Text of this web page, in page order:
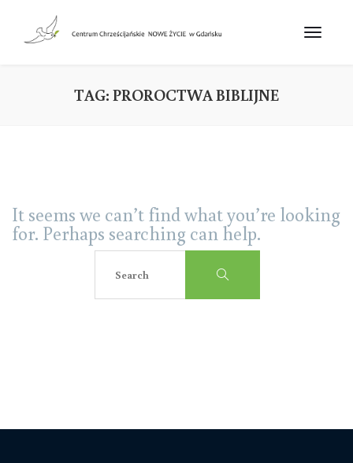
TAG:PROROCTWA BIBLIJNE
It seems we can’t find what you’re looking
for. Perhaps searching can help.